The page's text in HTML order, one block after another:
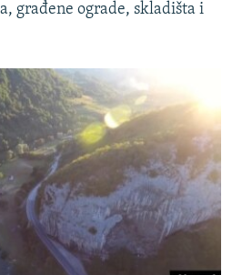
građene ograde, skladišta i